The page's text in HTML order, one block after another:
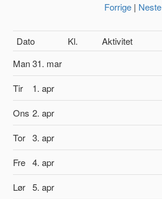
Forrige| Neste
Dato Kl. Aktivitet
Man31. mar
Tir
1. apr
Ons 2. apr
Tor 3. apr
Fre 4. apr
Lør 5. apr